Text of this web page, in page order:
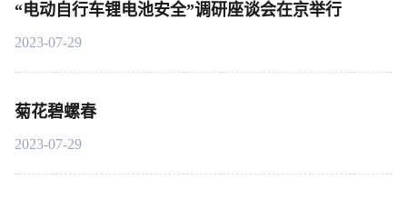
“电动自行车锂电池安全”调研座谈会在京举行
2023-07-29
菊花碧螺春
2023-07-29